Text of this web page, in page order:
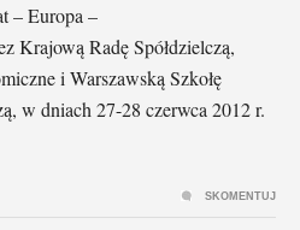
– Europa –
Krajową Radę Spółdzielczą,
i Warszawską Szkołę
w dniach 27-28 czerwca 2012 r.
SKOMENTUJ